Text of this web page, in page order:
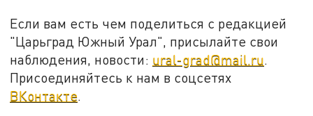
Если вам есть чем поделиться с редакцией
"Царьград Южный Урал", присылайте свои
наблюдения, новости: ural-grad@mail.ru
Присоединяйтесь к нам в соцсетях
ВКонтакте